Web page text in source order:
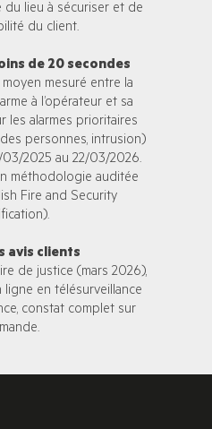
lieu à sécuriser et de
du client.
de 20 secondes
mesuré entre la
à l’opérateur et sa
les alarmes prioritaires
personnes, intrusion)
2025 au 22/03/2026.
méthodologie auditée
Fire and Security
avis clients
de justice (mars 2026),
ligne en télésurveillance
constat complet sur